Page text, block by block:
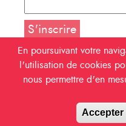
NOUS
En poursuivant votre
l'utilisation de cookies
nous permettre d'en
Accepter